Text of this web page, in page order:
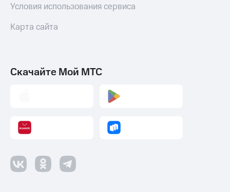
Условия использования сервиса
Карта сайта
Скачайте Мой МТС